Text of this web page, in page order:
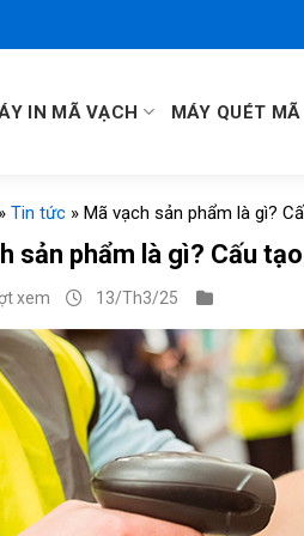
IN MÃ VẠCH MÁY QUÉT
» Tin tức » Mã vạch sản phẩm là gì?
sản phẩm là gì? Cấu
xem 13/Th3/25